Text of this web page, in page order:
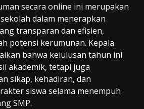
secara online ini merupakan
dalam menerapkan
transparan dan efisien,
potensi kerumunan. Kepala
bahwa kelulusan tahun ini
akademik, tetapi juga
sikap, kehadiran, dan
siswa selama menempuh
SMP.